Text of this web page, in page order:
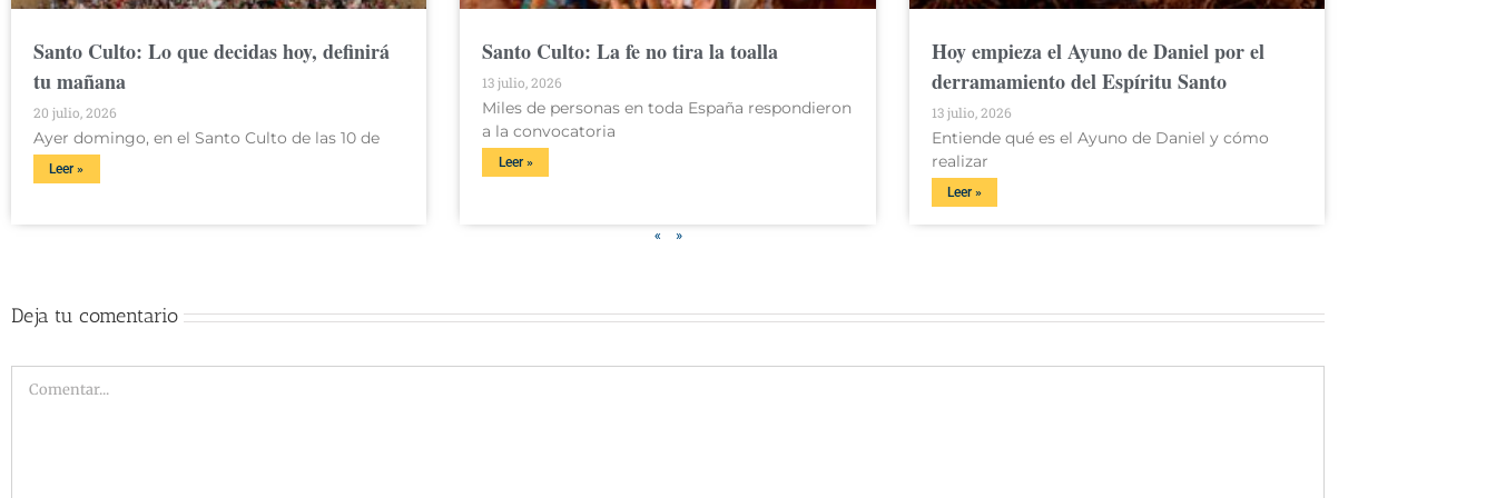
Santo Culto: Lo que decidas hoy, definirá
tu mañana
20 julio, 2026
Ayer domingo, en el Santo Culto de las 10 de
Leer »
Santo Culto: La fe no tira la toalla
13 julio, 2026
Miles de personas en toda España respondieron
a la convocatoria
Leer »
Hoy empieza el Ayuno de Daniel por el
derramamiento del Espíritu Santo
13 julio, 2026
Entiende qué es el Ayuno de Daniel y cómo
realizar
Leer »
« »
Deja tu comentario